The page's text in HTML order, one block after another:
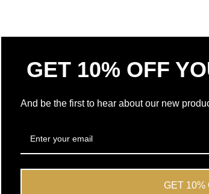
GET 10% OFF
And be the first to hear about our new
GET 10%